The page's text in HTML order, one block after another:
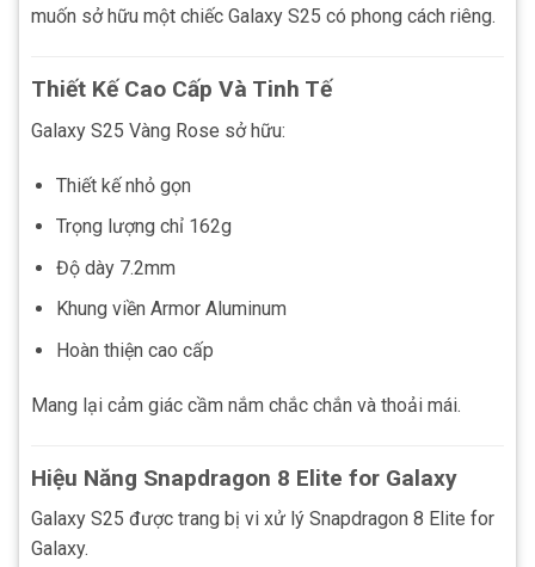
muốn sở hữu một chiếc Galaxy S25 có phong cách riêng.
Thiết Kế Cao Cấp Và Tinh Tế
Galaxy S25 Vàng Rose sở hữu:
Thiết kế nhỏ gọn
Trọng lượng chỉ 162g
Độ dày 7.2mm
Khung viền Armor Aluminum
Hoàn thiện cao cấp
Mang lại cảm giác cầm nắm chắc chắn và thoải mái.
Hiệu Năng Snapdragon 8 Elite for Galaxy
Galaxy S25 được trang bị vi xử lý Snapdragon 8 Elite for
Galaxy.